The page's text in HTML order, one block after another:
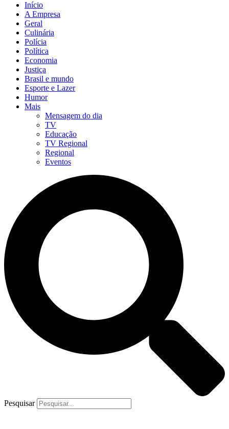
Início
A Empresa
Geral
Culinária
Polícia
Política
Economia
Justiça
Brasil e mundo
Esporte e Lazer
Humor
Mais
Mensagem do dia
TV
Educação
TV Regional
Regional
Eventos
Pesquisar